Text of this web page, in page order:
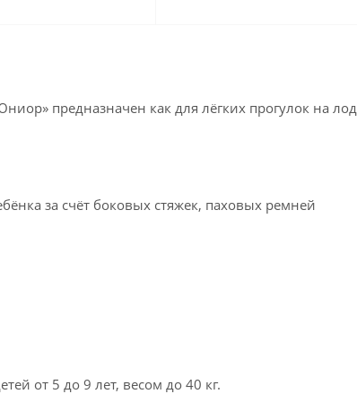
предназначен как для лёгких прогулок на
за счёт боковых стяжек, паховых ремней
от 5 до 9 лет, весом до 40 кг.